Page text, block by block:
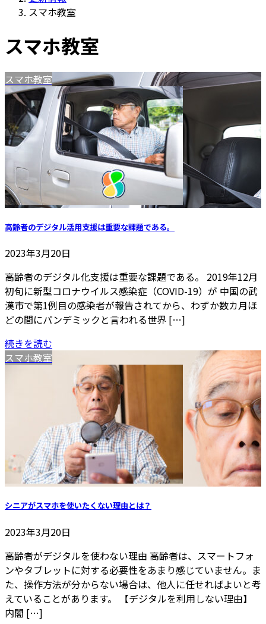
スマホ教室
スマホ教室
スマホ教室
高齢者のデジタル活用支援は重要な課題である。
2023年3月20日
高齢者のデジタル化支援は重要な課題である。 2019年12月
初旬に新型コロナウイルス感染症（COVID-19）が 中国の武
漢市で第1例目の感染者が報告されてから、わずか数カ月ほ
どの間にパンデミックと言われる世界 […]
続きを読む
スマホ教室
シニアがスマホを使いたくない理由とは？
2023年3月20日
高齢者がデジタルを使わない理由 高齢者は、スマートフォ
ンやタブレットに対する必要性をあまり感じていません。ま
た、操作方法が分からない場合は、他人に任せればよいと考
えていることがあります。 【デジタルを利用しない理由】
内閣 […]